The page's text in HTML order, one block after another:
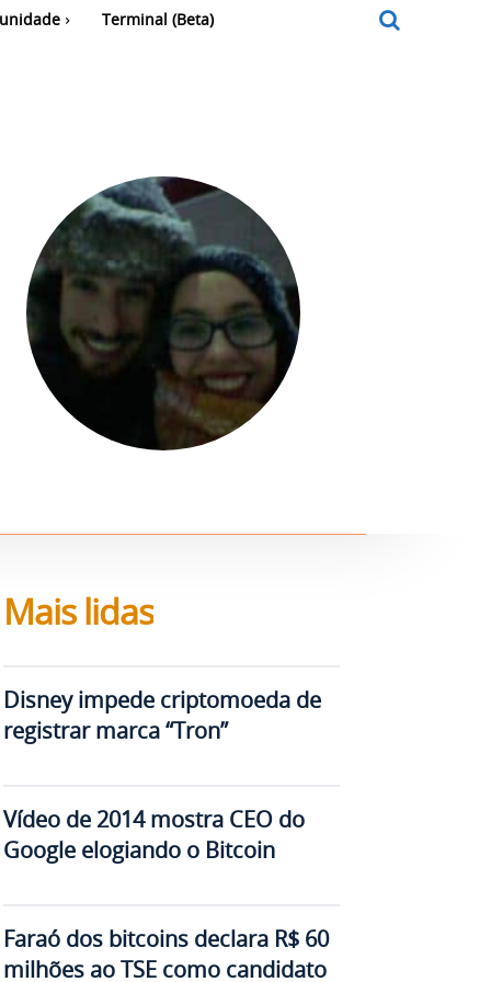
Terminal (Beta)
Mais lidas
Disney impede criptomoeda de
registrar marca “Tron”
Vídeo de 2014 mostra CEO do
Google elogiando o Bitcoin
Faraó dos bitcoins declara R$ 60
milhões ao TSE como candidato